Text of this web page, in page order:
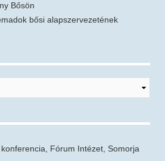
Bősön
bősi alapszervezetének
Fórum Intézet, Somorja